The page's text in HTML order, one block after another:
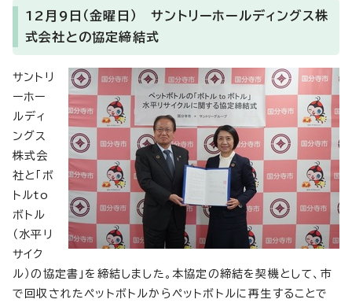
12月9日（金曜日） サントリーホールディングス株
式会社との協定締結式
サントリ
ーホー
ルディ
ングス
株式会
社と「ボ
トルto
ボトル
（水平リ
サイク
ル）の協定書」を締結しました。本協定の締結を契機として、市
で回収されたペットボトルからペットボトルに再生することで